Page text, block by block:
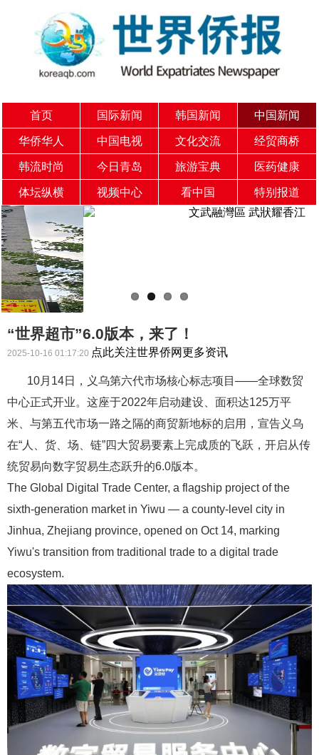
首页 国际新闻 韩国新闻 中国新闻
华侨华人 中国电视 文化交流 经贸商桥
韩流时尚 今日青岛 旅游宝典 医药健康
体坛纵横 视频中心 看中国 特别报道
“世界超市”6.0版本，来了！
2025-10-16 01:17:20 点此关注世界侨网更多资讯
10月14日，义乌第六代市场核心标志项目——全球数贸
中心正式开业。这座于2022年启动建设、面积达125万平
米、与第五代市场一路之隔的商贸新地标的启用，宣告义乌
在“人、货、场、链”四大贸易要素上完成质的飞跃，开启从传
统贸易向数字贸易生态跃升的6.0版本。
The Global Digital Trade Center, a flagship project of the
sixth-generation market in Yiwu — a county-level city in
Jinhua, Zhejiang province, opened on Oct 14, marking
Yiwu's transition from traditional trade to a digital trade
ecosystem.